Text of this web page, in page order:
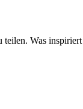
teilen. Was inspiriert